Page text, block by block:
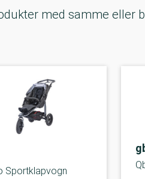
med samme eller
Sportklapvogn